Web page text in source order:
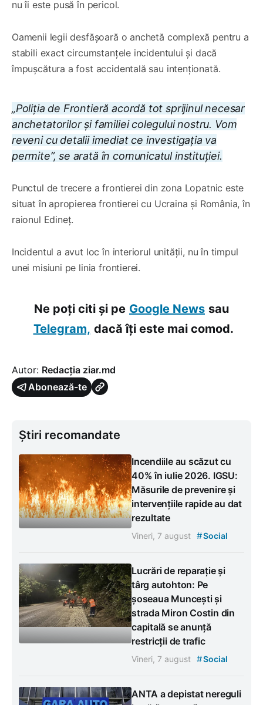
nu îi este pusă în pericol.
Oamenii legii desfășoară o anchetă complexă pentru a
stabili exact circumstanțele incidentului și dacă
împușcătura a fost accidentală sau intenționată.
„Poliția de Frontieră acordă tot sprijinul necesar
anchetatorilor și familiei colegului nostru. Vom
reveni cu detalii imediat ce investigația va
permite”, se arată în comunicatul instituției.
Punctul de trecere a frontierei din zona Lopatnic este
situat în apropierea frontierei cu Ucraina și România, în
raionul Edineț.
Incidentul a avut loc în interiorul unității, nu în timpul
unei misiuni pe linia frontierei.
Ne poți citi și pe Google News sau
Telegram, dacă îți este mai comod.
Autor: Redacția ziar.md
Abonează-te
Știri recomandate
Incendiile au scăzut cu
40% în iulie 2026. IGSU:
Măsurile de prevenire și
intervențiile rapide au dat
rezultate
Vineri, 7 august #Social
Lucrări de reparație și
târg autohton: Pe
șoseaua Muncești și
strada Miron Costin din
capitală se anunță
restricții de trafic
Vineri, 7 august #Social
ANTA a depistat nereguli